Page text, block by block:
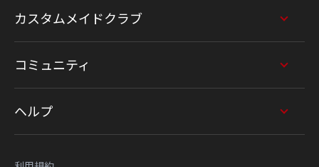
カスタムメイドクラブ
コミュニティ
ヘルプ